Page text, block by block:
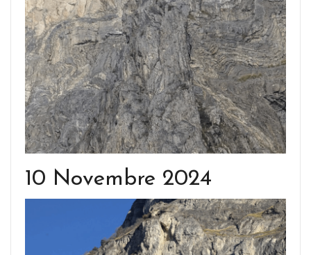
10 Novembre 2024